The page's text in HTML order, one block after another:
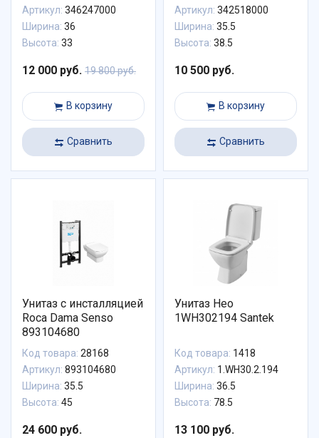
Артикул: 346247000
Ширина: 36
Высота: 33
12 000 руб. 19 800 руб.
В корзину
Сравнить
Артикул: 342518000
Ширина: 35.5
Высота: 38.5
10 500 руб.
В корзину
Сравнить
Унитаз с инсталляцией
Roca Dama Senso
893104680
Код товара: 28168
Артикул: 893104680
Ширина: 35.5
Высота: 45
24 600 руб.
Унитаз Нео
1WH302194 Santek
Код товара: 1418
Артикул: 1.WH30.2.194
Ширина: 36.5
Высота: 78.5
13 100 руб.